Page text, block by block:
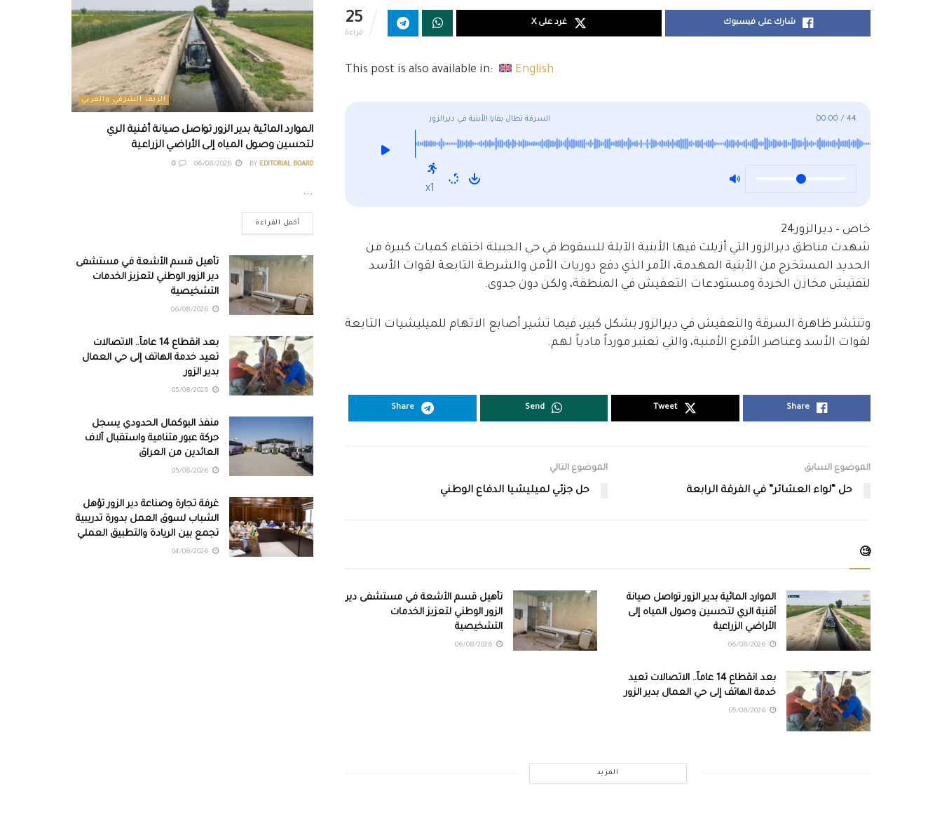
25
قراءة
شارك على فيسبوك غرد على X
This post is also available in: English
السرقة تطال بقايا الأبنية في ديرالزور 00:00 / 44
x1
خاص – ديرالزور24
شهدت مناطق ديرالزور التي أزيلت فيها الأبنية الآيلة للسقوط في حي الجبيلة اختفاء كميات كبيرة من
الحديد المستخرج من الأبنية المهدمة، الأمر الذي دفع دوريات الأمن والشرطة التابعة لقوات الأسد
لتفتيش مخازن الخردة ومستودعات التعفيش في المنطقة، ولكن دون جدوى.
وتنتشر ظاهرة السرقة والتعفيش في ديرالزور بشكل كبير، فيما تشير أصابع الاتهام للميليشيات التابعة
لقوات الأسد وعناصر الأفرع الأمنية، والتي تعتبر مورداً مادياً لهم.
Share
Tweet
Send
Share
الموضوع السابق
حل “لواء العشائر” في الفرقة الرابعة
الموضوع التالي
حل جزئي لميليشيا الدفاع الوطني
🧐
الموارد المائية بدير الزور تواصل صيانة
أقنية الري لتحسين وصول المياه إلى
الأراضي الزراعية
تأهيل قسم الأشعة في مستشفى دير
الزور الوطني لتعزيز الخدمات
التشخيصية
بعد انقطاع 14 عاماً.. الاتصالات تعيد
خدمة الهاتف إلى حي العمال بدير الزور
المزيد
الريف الشرقي والغربي
الموارد المائية بدير الزور تواصل صيانة أقنية الري
لتحسين وصول المياه إلى الأراضي الزراعية
BY EDITORIAL BOARD
0
...
أكمل القراءة
تأهيل قسم الأشعة في مستشفى
دير الزور الوطني لتعزيز الخدمات
التشخيصية
بعد انقطاع 14 عاماً.. الاتصالات
تعيد خدمة الهاتف إلى حي العمال
بدير الزور
منفذ البوكمال الحدودي يسجل
حركة عبور متنامية واستقبال آلاف
العائدين من العراق
غرفة تجارة وصناعة دير الزور تؤهل
الشباب لسوق العمل بدورة تدريبية
تجمع بين الريادة والتطبيق العملي